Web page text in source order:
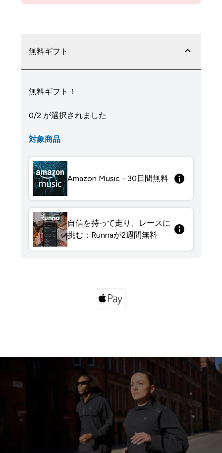
無料ギフト
無料ギフト！
0/2 が選択されました
対象商品
Amazon Music - 30日間無料
自信を持って走り、レースに
挑む：Runnaが2週間無料